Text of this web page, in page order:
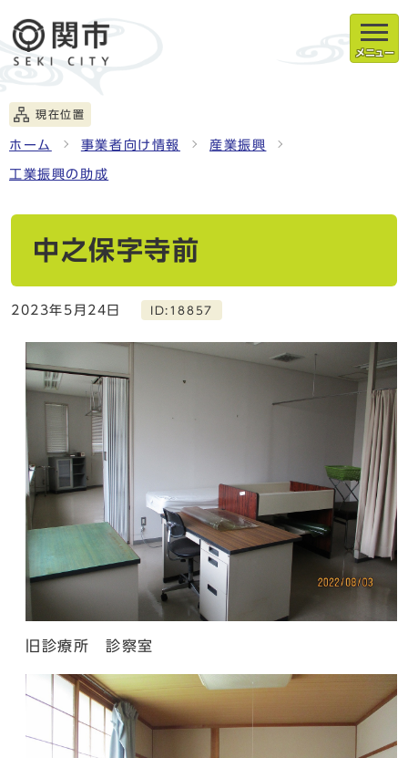
メニュー
現在位置
ホーム 事業者向け情報 産業振興
工業振興の助成
中之保字寺前
2023年5月24日 ID:18857
旧診療所 診察室